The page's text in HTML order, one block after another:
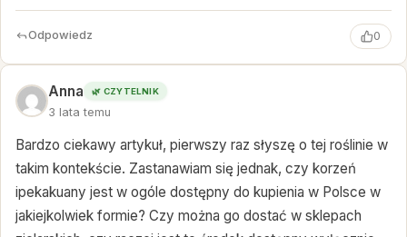
Odpowiedz 0
Anna 🌿 CZYTELNIK
3 lata temu
Bardzo ciekawy artykuł, pierwszy raz słyszę o tej roślinie w
takim kontekście. Zastanawiam się jednak, czy korzeń
ipekakuany jest w ogóle dostępny do kupienia w Polsce w
jakiejkolwiek formie? Czy można go dostać w sklepach